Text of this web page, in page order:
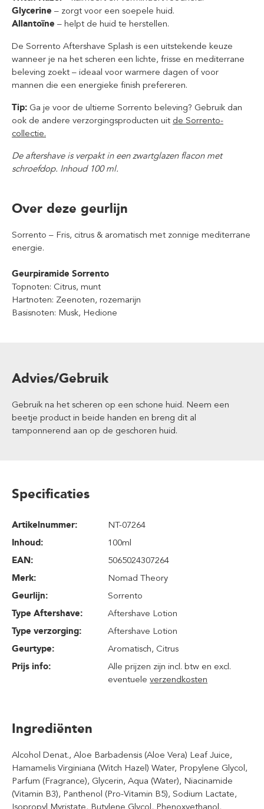
Glycerine – zorgt voor een soepele huid.
Allantoïne – helpt de huid te herstellen.
De Sorrento Aftershave Splash is een uitstekende keuze
wanneer je na het scheren een lichte, frisse en mediterrane
beleving zoekt – ideaal voor warmere dagen of voor
mannen die een energieke finish prefereren.
Tip: Ga je voor de ultieme Sorrento beleving? Gebruik dan
ook de andere verzorgingsproducten uit de Sorrento-
collectie.
De aftershave is verpakt in een zwartglazen flacon met
schroefdop. Inhoud 100 ml.
Over deze geurlijn
Sorrento – Fris, citrus & aromatisch met zonnige mediterrane
energie.
Geurpiramide Sorrento
Topnoten: Citrus, munt
Hartnoten: Zeenoten, rozemarijn
Basisnoten: Musk, Hedione
Advies/Gebruik
Gebruik na het scheren op een schone huid. Neem een
beetje product in beide handen en breng dit al
tamponnerend aan op de geschoren huid.
Specificaties
Artikelnummer:
NT-07264
Inhoud:
100ml
EAN:
5065024307264
Merk:
Nomad Theory
Geurlijn:
Sorrento
Type Aftershave:
Aftershave Lotion
Type verzorging:
Aftershave Lotion
Geurtype:
Aromatisch, Citrus
Prijs info:
Alle prijzen zijn incl. btw en excl.
eventueleverzendkosten
Ingrediënten
Alcohol Denat., Aloe Barbadensis (Aloe Vera) Leaf Juice,
Hamamelis Virginiana (Witch Hazel) Water, Propylene Glycol,
Parfum (Fragrance), Glycerin, Aqua (Water), Niacinamide
(Vitamin B3), Panthenol (Pro-Vitamin B5), Sodium Lactate,
Isopropyl Myristate, Butylene Glycol, Phenoxyethanol,